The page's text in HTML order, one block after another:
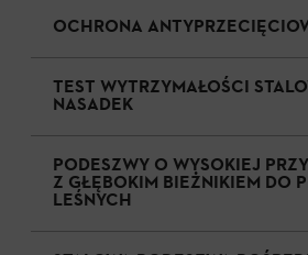
OCHRONA
TEST WYTRZYMAŁOŚCI
NASADEK
PODESZWY O WYSOKIEJ
Z GŁĘBOKIM BIEŻNIKIEM DO
LEŚNYCH